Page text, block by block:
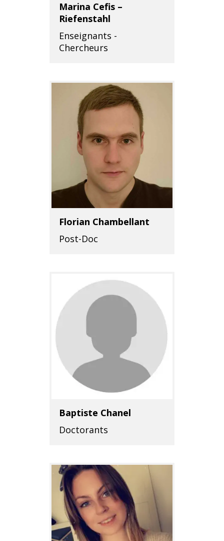
Marina Cefis –
Riefenstahl
Enseignants -
Chercheurs
Florian Chambellant
Post-Doc
Baptiste Chanel
Doctorants